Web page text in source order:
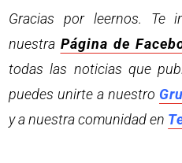
Gracias por leernos. Te
nuestra Página de
todas las noticias que
puedes unirte a nuestro
y a nuestra comunidad en